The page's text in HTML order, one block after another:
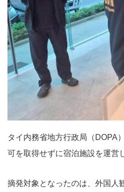
タイ内務省地方行政局（DOPA
可を取得せずに宿泊施設を運営
摘発対象となったのは、外国人